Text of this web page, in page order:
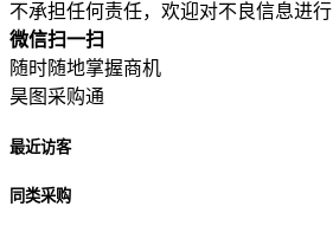
不承担任何责任，欢迎对不良信息进
微信扫一扫
随时随地掌握商机
昊图采购通
最近访客
同类采购